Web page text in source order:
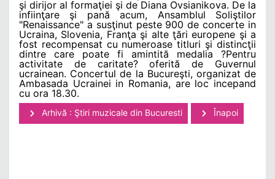
şi dirijor al formaţiei şi de Diana Ovsianikova. De la
infiinţare şi pană acum, Ansamblul Soliştilor
"Renaissance" a susţinut peste 900 de concerte in
Ucraina, Slovenia, Franţa şi alte ţări europene şi a
fost recompensat cu numeroase titluri şi distincţii
dintre care poate fi amintită medalia ?Pentru
activitate de caritate? oferită de Guvernul
ucrainean. Concertul de la Bucureşti, organizat de
Ambasada Ucrainei in Romania, are loc incepand
cu ora 18.30.
Arhivă : Ştiri muzicale din Bucuresti Înapoi